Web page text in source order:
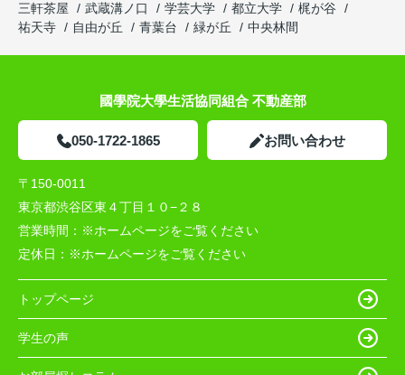
三軒茶屋
武蔵溝ノ口 学芸大学 都立大学
梶が谷
祐天寺
自由が丘 青葉台 緑が丘 中央林間
國學院大學生活協同組合 不動産部
050-1722-1865 お問い合わせ
〒150-0011
東京都渋谷区東４丁目１０−２８
営業時間： ※ホームページをご覧ください
定休日： ※ホームページをご覧ください
トップページ
学生の声